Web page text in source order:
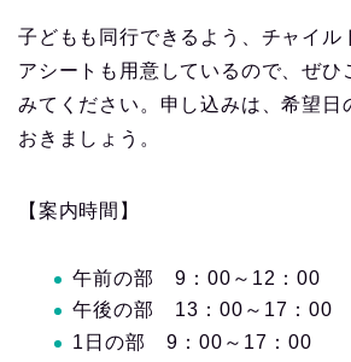
子どもも同行できるよう、チャイル
アシートも用意しているので、ぜひ
みてください。申し込みは、希望日
おきましょう。
【案内時間】
午前の部 9：00～12：00
午後の部 13：00～17：00
1日の部 9：00～17：00